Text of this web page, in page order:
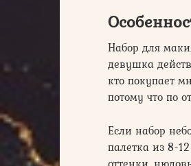
Набор для
девушка
кто покупает
потому что по
Если набор
палетка из 8-